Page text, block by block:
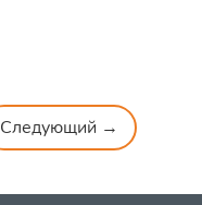
Следующий →